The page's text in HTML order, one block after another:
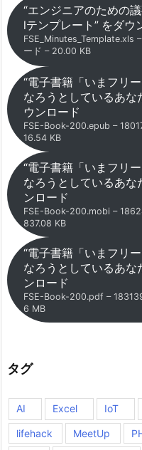
“エンジニアのための
lテンプレート” をダウ
FSE_Minutes_Template.xls
ード – 20.00 KB
“電子書籍「いまフリ
なろうとしているあな
ウンロード
FSE-Book-200.epub –
16.54 KB
“電子書籍「いまフリ
なろうとしているあな
ンロード
FSE-Book-200.mobi –
837.08 KB
“電子書籍「いまフリ
なろうとしているあな
ンロード
FSE-Book-200.pdf –
6 MB
タグ
AI Excel IoT
lifehack MeetUp